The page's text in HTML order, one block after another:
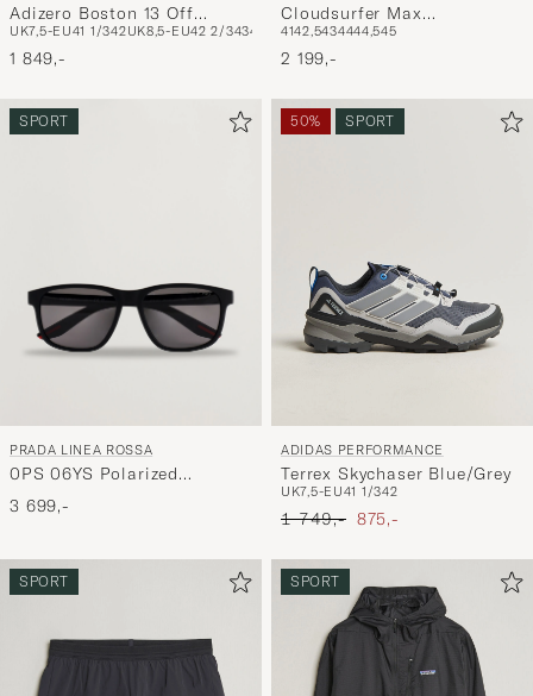
Adizero Boston 13 Off
White/Blue
UK7,5-EU41 1/342UK8,5-EU42 2/34344 UK10-EU44 2/3UK10,5-EU45 1/3
1 849,-
Cloudsurfer Max
White/White
4142,5434444,545
2 199,-
SPORT
PRADA LINEA ROSSA
0PS 06YS Polarized
Sunglasses Black
3 699,-
50% SPORT
ADIDAS PERFORMANCE
Terrex Skychaser Blue/Grey
UK7,5-EU41 1/342
Ordinær pris
1 749,- Nedsatt pris
875,-
SPORT SPORT